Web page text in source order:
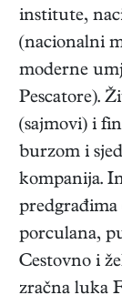
institute,
(nacionalni
moderne
Pescatore).
(sajmovi) i
burzom i
kompanija.
porculana,
Cestovno i
zračna luka